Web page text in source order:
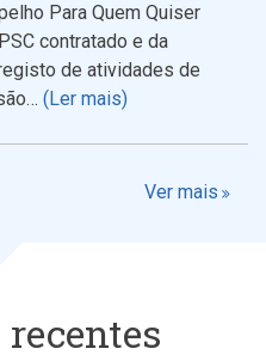
Para Quem Quiser
contratado e da
de atividades de
(Ler mais)
Ver mais